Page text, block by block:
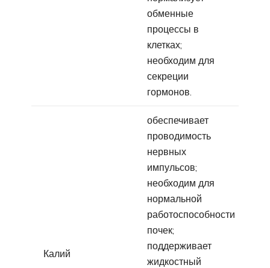
обменные
процессы в
клетках;
необходим для
секреции
гормонов.
Калий
обеспечивает
проводимость
нервных
импульсов;
необходим для
нормальной
работоспособности
почек;
поддерживает
жидкостный